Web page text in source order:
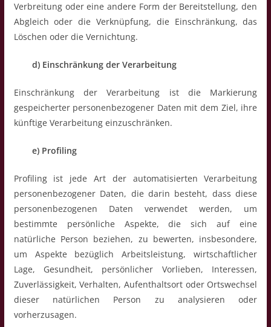
Verbreitung oder eine andere Form der Bereitstellung, den
Abgleich oder die Verknüpfung, die Einschränkung, das
Löschen oder die Vernichtung.
d) Einschränkung der Verarbeitung
Einschränkung der Verarbeitung ist die Markierung
gespeicherter personenbezogener Daten mit dem Ziel, ihre
künftige Verarbeitung einzuschränken.
e) Profiling
Profiling ist jede Art der automatisierten Verarbeitung
personenbezogener Daten, die darin besteht, dass diese
personenbezogenen Daten verwendet werden, um
bestimmte persönliche Aspekte, die sich auf eine
natürliche Person beziehen, zu bewerten, insbesondere,
um Aspekte bezüglich Arbeitsleistung, wirtschaftlicher
Lage, Gesundheit, persönlicher Vorlieben, Interessen,
Zuverlässigkeit, Verhalten, Aufenthaltsort oder Ortswechsel
dieser natürlichen Person zu analysieren oder
vorherzusagen.